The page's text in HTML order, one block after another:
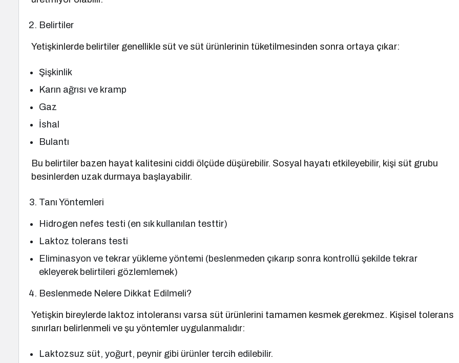
Belirtiler
Yetişkinlerde belirtiler genellikle süt ve süt ürünlerinin tüketilmesinden sonra ortaya çıkar:
Şişkinlik
Karın ağrısı ve kramp
Gaz
İshal
Bulantı
Bu belirtiler bazen hayat kalitesini ciddi ölçüde düşürebilir. Sosyal hayatı etkileyebilir, kişi süt grubu
besinlerden uzak durmaya başlayabilir.
Tanı Yöntemleri
Hidrogen nefes testi (en sık kullanılan testtir)
Laktoz tolerans testi
Eliminasyon ve tekrar yükleme yöntemi (beslenmeden çıkarıp sonra kontrollü şekilde tekrar
ekleyerek belirtileri gözlemlemek)
Beslenmede Nelere Dikkat Edilmeli?
Yetişkin bireylerde laktoz intoleransı varsa süt ürünlerini tamamen kesmek gerekmez. Kişisel tolerans
sınırları belirlenmeli ve şu yöntemler uygulanmalıdır:
Laktozsuz süt, yoğurt, peynir gibi ürünler tercih edilebilir.